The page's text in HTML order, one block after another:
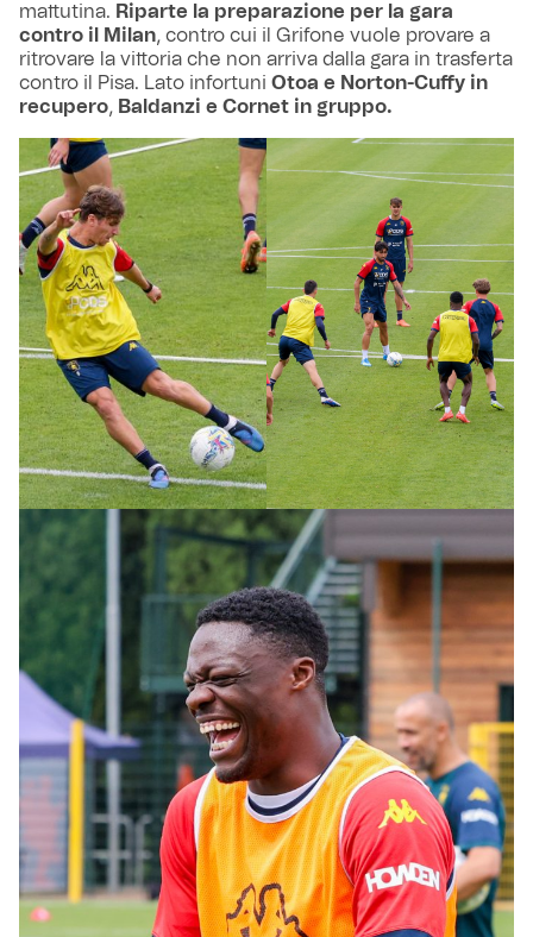
mattutina. Riparte la preparazione per la gara
contro il Milan, contro cui il Grifone vuole provare a
ritrovare la vittoria che non arriva dalla gara in trasferta
contro il Pisa. Lato infortuni Otoa e Norton-Cuffy in
recupero, Baldanzi e Cornet in gruppo.